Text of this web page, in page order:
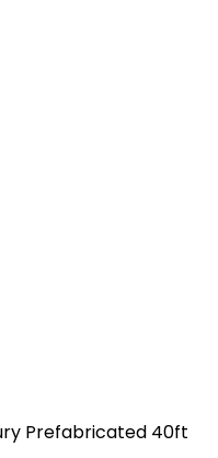
Prefabricated 40ft